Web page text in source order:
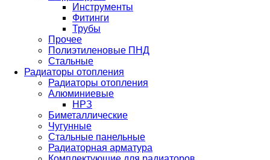
Инструменты
Фитинги
Трубы
Прочее
Полиэтиленовые ПНД
Стальные
Радиаторы отопления
Радиаторы отопления
Алюминиевые
НРЗ
Биметаллические
Чугунные
Стальные панельные
Радиаторная арматура